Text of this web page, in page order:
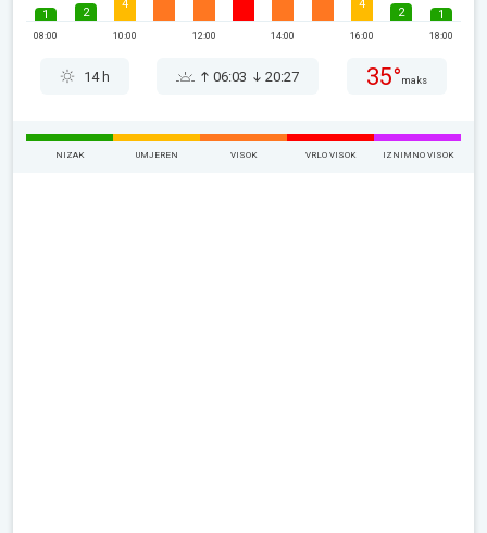
1
08:00
2
4
10:00 12:00 14:00
4
16:00
2 1
18:00
14 h 06:03 20:27 35° maks
NIZAK UMJEREN VISOK VRLO VISOK IZNIMNO VISOK